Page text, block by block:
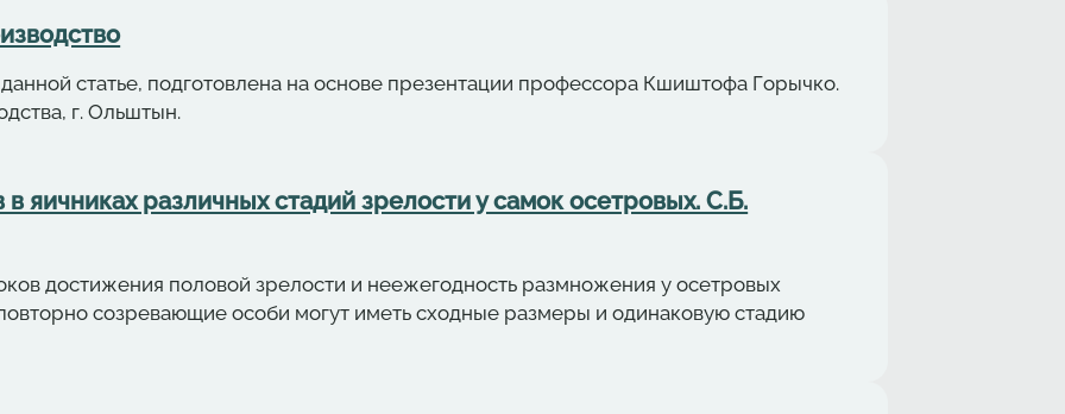
статье, подготовлена на основе презентации профессора Кшиштофа Горычко.
г. Ольштын.
яичниках различных стадий зрелости у самок осетровых. С.Б.
достижения половой зрелости и неежегодность размножения у осетровых
созревающие особи могут иметь сходные размеры и одинаковую стадию